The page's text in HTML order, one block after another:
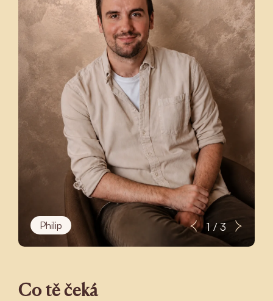
Philip 1 / 3
Co tě čeká